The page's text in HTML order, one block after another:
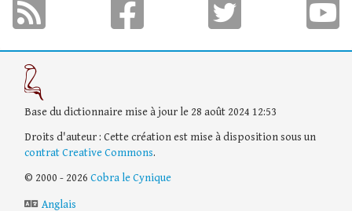
Base du dictionnaire mise à jour le 28 août 2024 12:53
Droits d'auteur : Cette création est mise à disposition sous un
contrat Creative Commons.
© 2000 - 2026 Cobra le Cynique
Anglais